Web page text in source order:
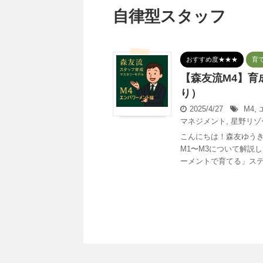
自律型スタッフ
おすすめ度★★★ 育
【森友流M4】
り）
2025/4/27 M4
マネジメント
星野リゾ
こんにちは！森友ゆう
M1〜M3について解説
ーメントで育てる」ス